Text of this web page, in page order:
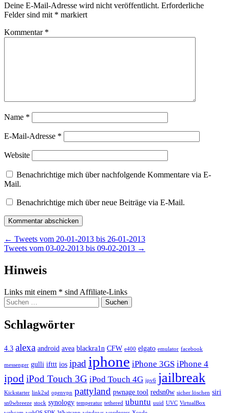
Deine E-Mail-Adresse wird nicht veröffentlicht. Erforderliche
Felder sind mit * markiert
Kommentar *
Name *
E-Mail-Adresse *
Website
Benachrichtige mich über nachfolgende Kommentare via E-
Mail.
Benachrichtige mich über neue Beiträge via E-Mail.
Beitragsnavigation
← Tweets vom 20-01-2013 bis 26-01-2013
Tweets vom 03-02-2013 bis 09-02-2013 →
Widgets
Hinweis
Links mit einem * sind Affiliate-Links
Suchen
nach:
Schlagwörter
4.3 alexa android avea blackra1n CFW e400 elgato emulator facebook
messenger gulli ifttt ios ipad iphone iPhone 3GS iPhone 4
ipod iPod Touch 3G iPod Touch 4G ipv6 jailbreak
Kickstarter link2sd openvpn pattyland pwnage tool redsn0w sicher löschen siri
sn0wbreeze stock synology temperatur tethered ubuntu uuid UVC VirtualBox